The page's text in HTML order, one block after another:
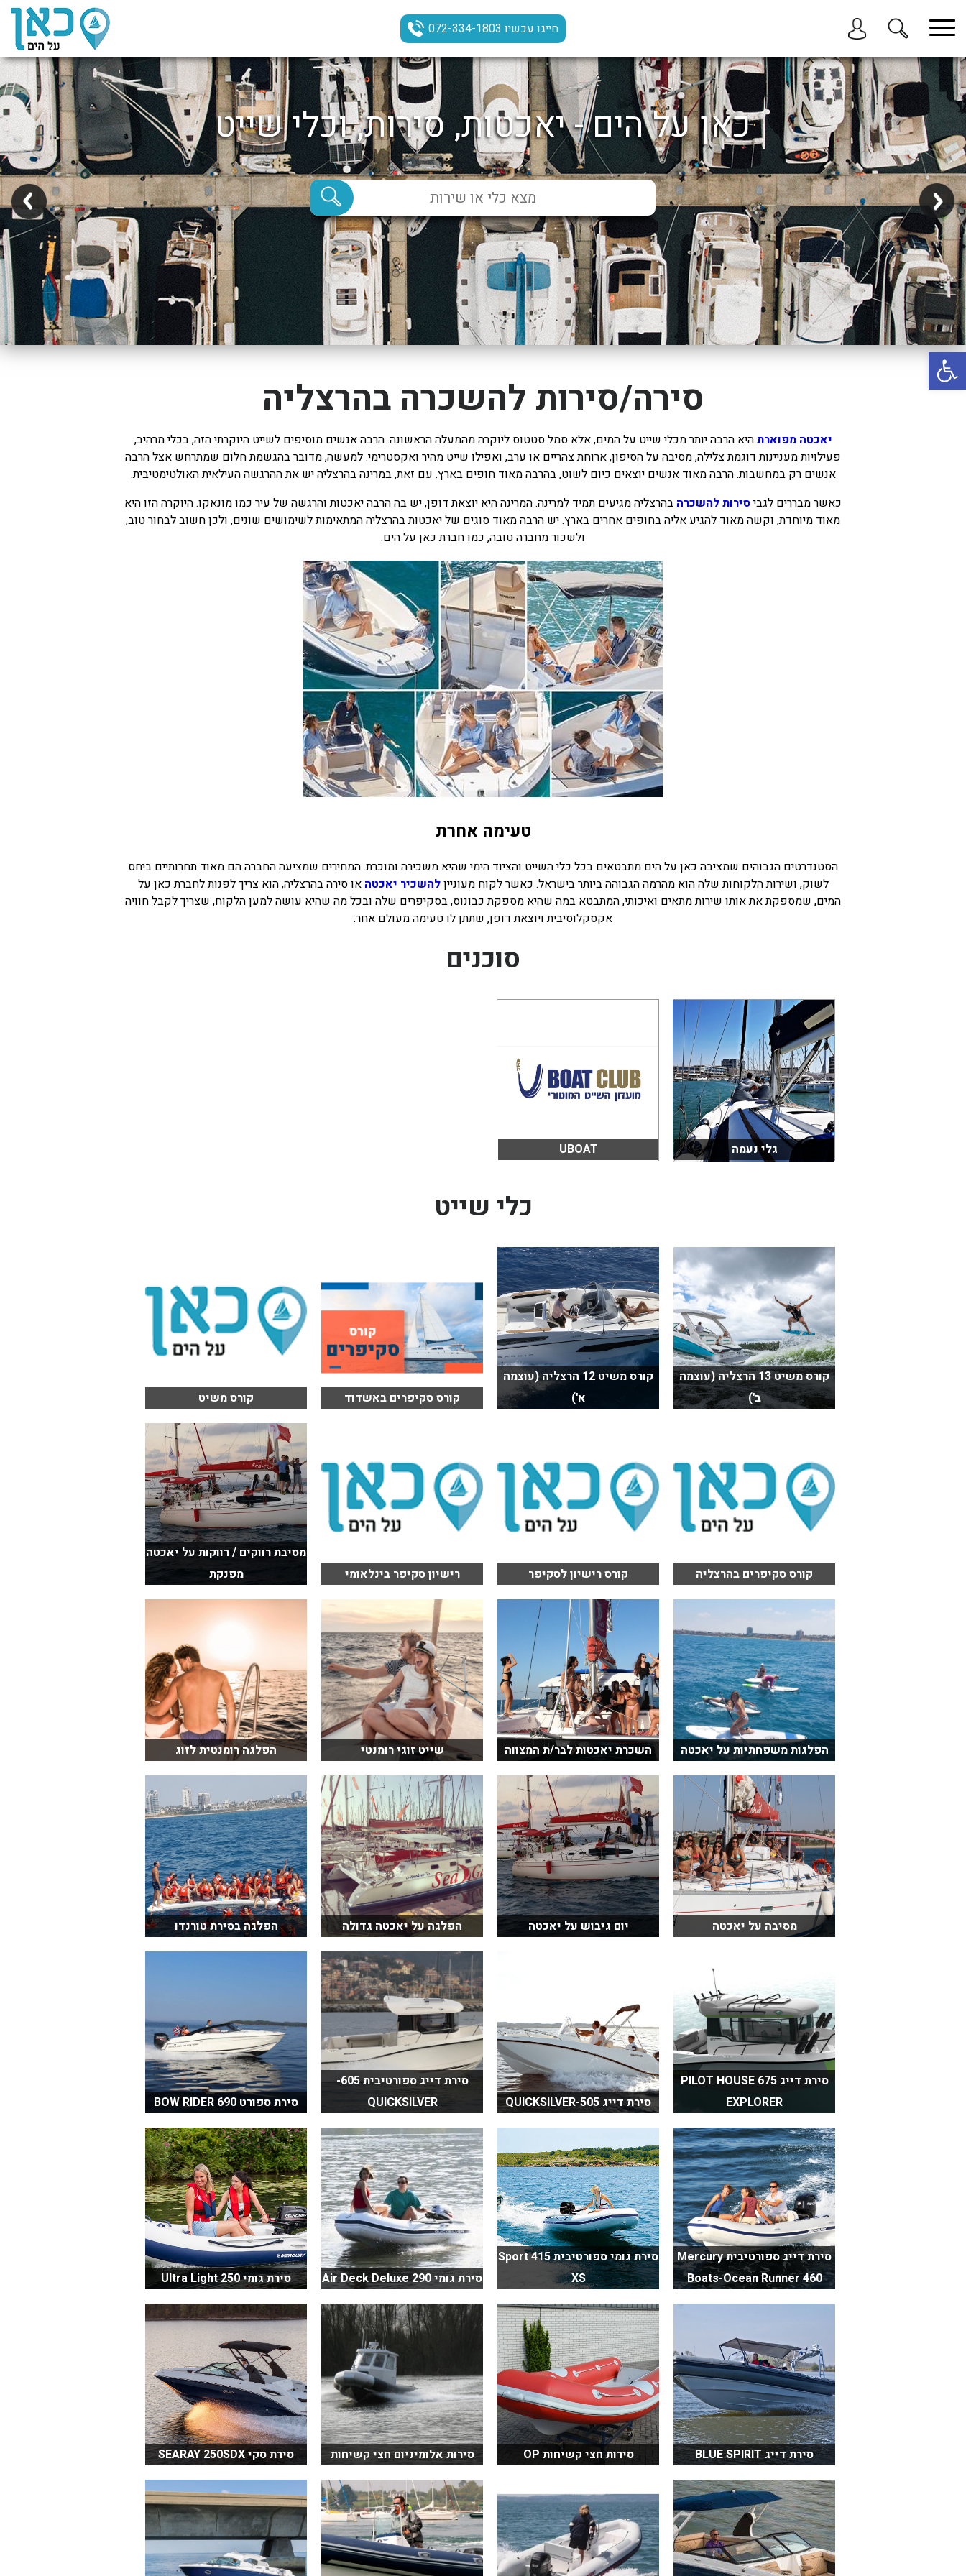
פתח סרגל נגישות
חייגו עכשיו 072-334-1803
בחר תתקטגוריה בחר מיקום
הכל
ביוון / ליוון
בישראל
באילת
במרינה הרצליה
בכנרת
בהרצליה
בתל אביב
באשקלון
באשדוד
בטבריה
בעכו
בחיפה / מחיפה
בטיילת טבריה
כאן על הים - יאכטות, סירות, וכלי שייט
סירה/סירות להשכרה בהרצליה
יאכטה מפוארתהיא הרבה יותר מכלי שייט על המים, אלא סמל סטטוס ליוקרה מהמעלה הראשונה. הרבה אנשים מוסיפים לשייט היוקרתי הזה, בכלי מרהיב,
פעילויות מעניינות דוגמת צלילה, מסיבה על הסיפון, ארוחת צהריים או ערב, ואפילו שייט מהיר ואקסטרימי. למעשה, מדובר בהגשמת חלום שמתרחש אצל הרבה
אנשים רק במחשבות. הרבה מאוד אנשים יוצאים כיום לשוט, בהרבה מאוד חופים בארץ. עם זאת, במרינה בהרצליה יש את ההרגשה העילאית האולטימטיבית.
כאשר מבררים לגביסירות להשכרה בהרצליה מגיעים תמיד למרינה. המרינה היא יוצאת דופן, יש בה הרבה יאכטות והרגשה של עיר כמו מונאקו. היוקרה הזו היא
מאוד מיוחדת, וקשה מאוד להגיע אליה בחופים אחרים בארץ. יש הרבה מאוד סוגים של יאכטות בהרצליה המתאימות לשימושים שונים, ולכן חשוב לבחור טוב,
ולשכור מחברה טובה, כמו חברת כאן על הים.
טעימה אחרת
הסטנדרטים הגבוהים שמציבה כאן על הים מתבטאים בכל כלי השייט והציוד הימי שהיא משכירה ומוכרת. המחירים שמציעה החברה הם מאוד תחרותיים ביחס
לשוק, ושירות הלקוחות שלה הוא מהרמה הגבוהה ביותר בישראל. כאשר לקוח מעונייןלהשכיר יאכטה או סירה בהרצליה, הוא צריך לפנות לחברת כאן על
המים, שמספקת את אותו שירות מתאים ואיכותי, המתבטא במה שהיא מספקת כבונוס, בסקיפרים שלה ובכל מה שהיא עושה למען הלקוח, שצריך לקבל חוויה
אקסקלוסיבית ויוצאת דופן, שתתן לו טעימה מעולם אחר.
סוכנים
גלי נעמה UBOAT
כלי שייט
קורס משיט 13 הרצליה (עוצמה
ב')
קורס משיט 12 הרצליה (עוצמה
א')
קורס סקיפרים באשדוד קורס משיט
קורס סקיפרים בהרצליה קורס רישיון לסקיפר רישיון סקיפר בינלאומי
מסיבת רווקים / רווקות על יאכטה
מפנקת
הפלגות משפחתיות על יאכטה השכרת יאכטות לבר/ת המצווה שייט זוגי רומנטי הפלגה רומנטית לזוג
מסיבה על יאכטה יום גיבוש על יאכטה הפלגה על יאכטה גדולה הפלגה בסירת טורנדו
סירת דייג PILOT HOUSE 675
EXPLORER
סירת דייג QUICKSILVER-505
סירת דייג ספורטיבית 605-
QUICKSILVER
סירת ספורט 690 BOW RIDER
סירת דייג ספורטיבית Mercury
Boats-Ocean Runner 460
סירת גומי ספורטיבית Sport 415
XS
סירת גומי Air Deck Deluxe 290 סירת גומי Ultra Light 250
סירת דייג BLUE SPIRIT סירות חצי קשיחות OP סירות אלומיניום חצי קשיחות סירת סקי SEARAY 250SDX